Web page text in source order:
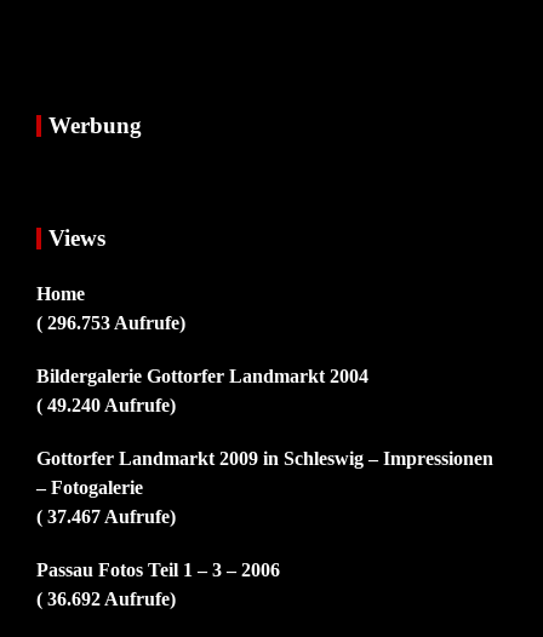
Werbung
Views
Home
( 296.753 Aufrufe)
Bildergalerie Gottorfer Landmarkt 2004
( 49.240 Aufrufe)
Gottorfer Landmarkt 2009 in Schleswig – Impressionen
– Fotogalerie
( 37.467 Aufrufe)
Passau Fotos Teil 1 – 3 – 2006
( 36.692 Aufrufe)